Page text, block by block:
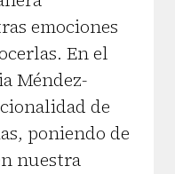
emociones
En el
Méndez-
de
poniendo de
nuestra